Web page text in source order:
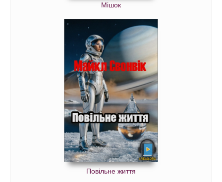
Мішок
Повільне життя